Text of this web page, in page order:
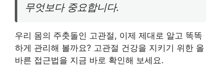
무엇보다 중요합니다.
우리 몸의 주춧돌인 고관절, 이제 제대로 알고 똑똑
하게 관리해 볼까요? 고관절 건강을 지키기 위한 올
바른 접근법을 지금 바로 확인해 보세요.